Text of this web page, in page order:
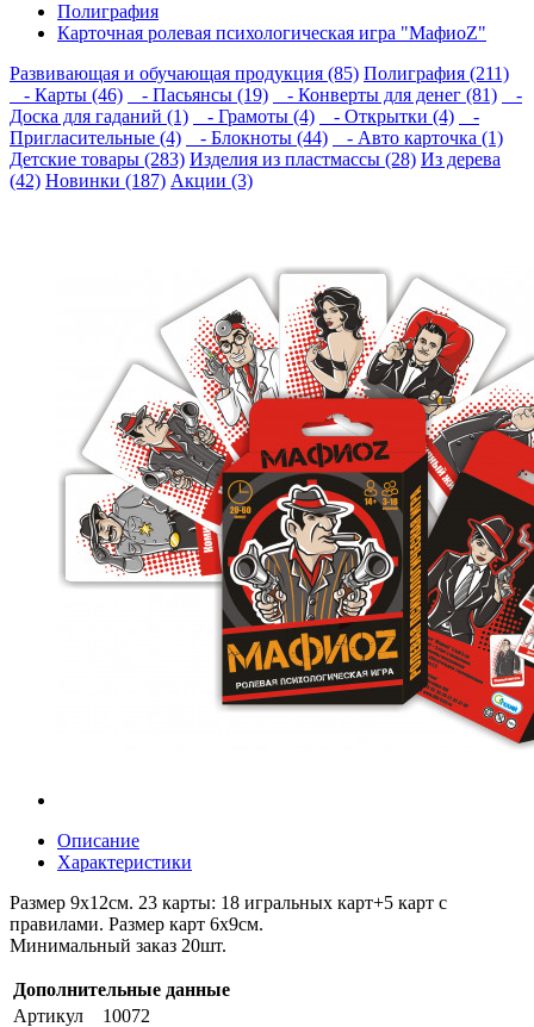
Полиграфия
Карточная ролевая психологическая игра "МафиоZ"
Развивающая и обучающая продукция (85) Полиграфия (211)
- Карты (46)
- Пасьянсы (19) - Конверты для денег (81)
-
Доска для гаданий (1)
- Грамоты (4) - Открытки (4)
-
Пригласительные (4)
- Блокноты (44)
- Авто карточка (1)
Детские товары (283) Изделия из пластмассы (28) Из дерева
(42) Новинки (187) Акции (3)
Описание
Характеристики
Размер 9х12см. 23 карты: 18 игральных карт+5 карт с
правилами. Размер карт 6х9см.
Минимальный заказ 20шт.
Дополнительные данные
Артикул
10072